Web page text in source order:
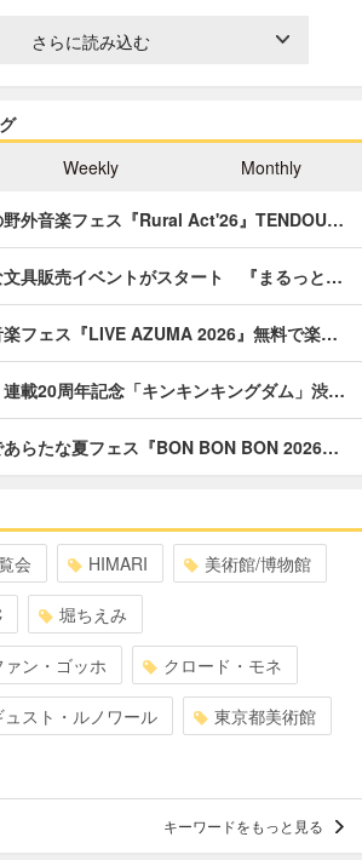
さらに読み込む
Weekly Monthly
野外音楽フェス『Rural Act'26』TENDOU…
文具販売イベントがスタート 『まるっと…
フェス『LIVE AZUMA 2026』無料で楽…
連載20周年記念「キンキンキングダム」渋…
らたな夏フェス『BON BON BON 2026…
会 HIMARI 美術館/博物館
堀ちえみ
ン・ゴッホ クロード・モネ
スト・ルノワール 東京都美術館
キーワードをもっと見る